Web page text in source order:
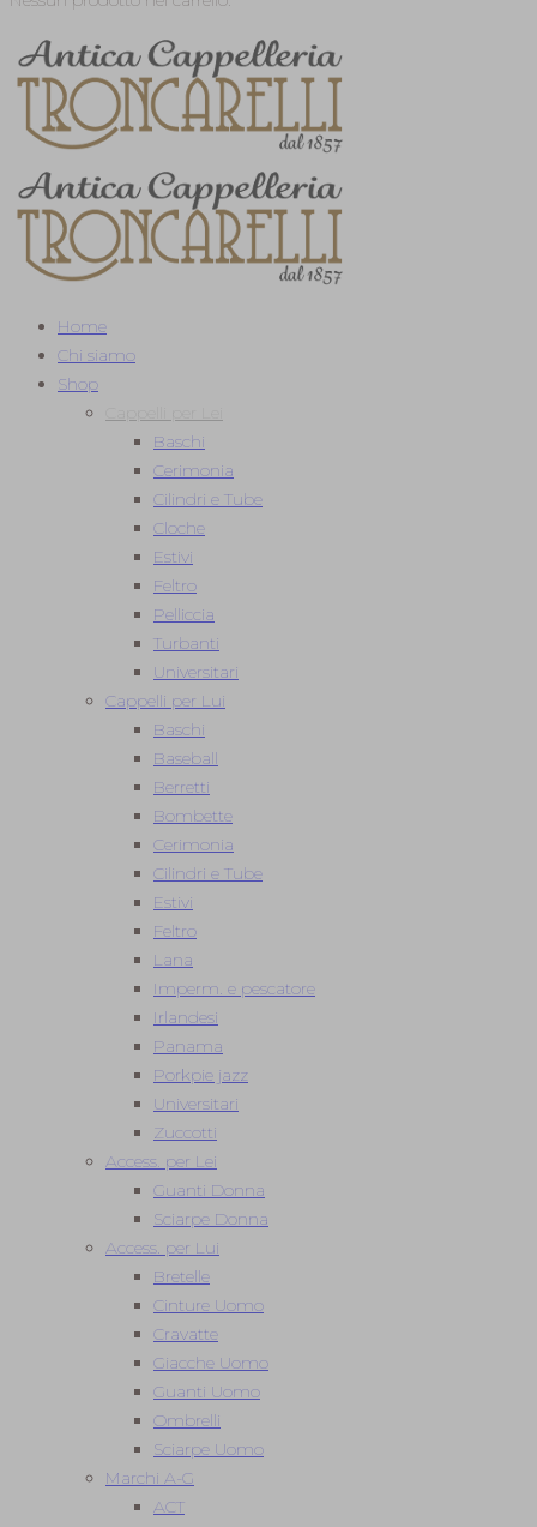
Home
Chi siamo
Shop
Baschi
Cerimonia
Cilindri e Tube
Cloche
Estivi
Feltro
Pelliccia
Turbanti
Universitari
Cappelli per Lui
Baschi
Baseball
Berretti
Bombette
Cerimonia
Cilindri e Tube
Estivi
Feltro
Lana
Imperm. e pescatore
Irlandesi
Panama
Porkpie jazz
Universitari
Zuccotti
Access. per Lei
Guanti Donna
Sciarpe Donna
Access. per Lui
Bretelle
Cinture Uomo
Cravatte
Giacche Uomo
Guanti Uomo
Ombrelli
Sciarpe Uomo
Marchi A-G
ACT